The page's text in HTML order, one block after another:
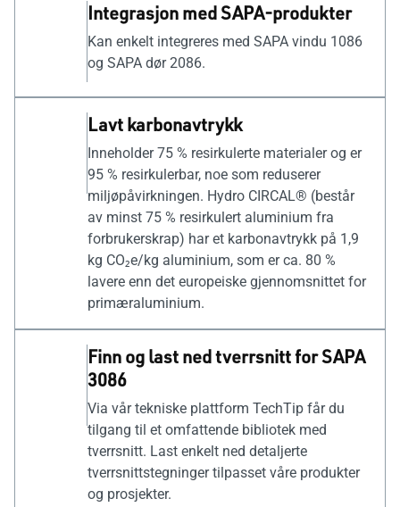
Integrasjon med SAPA-produkter
Kan enkelt integreres med SAPA vindu 1086
og SAPA dør 2086.
Lavt karbonavtrykk
Inneholder 75 % resirkulerte materialer og er
95 % resirkulerbar, noe som reduserer
miljøpåvirkningen. Hydro CIRCAL® (består
av minst 75 % resirkulert aluminium fra
forbrukerskrap) har et karbonavtrykk på 1,9
kg CO₂e/kg aluminium, som er ca. 80 %
lavere enn det europeiske gjennomsnittet for
primæraluminium.
Finn og last ned tverrsnitt for SAPA
3086
Via vår tekniske plattform TechTip får du
tilgang til et omfattende bibliotek med
tverrsnitt. Last enkelt ned detaljerte
tverrsnittstegninger tilpasset våre produkter
og prosjekter.